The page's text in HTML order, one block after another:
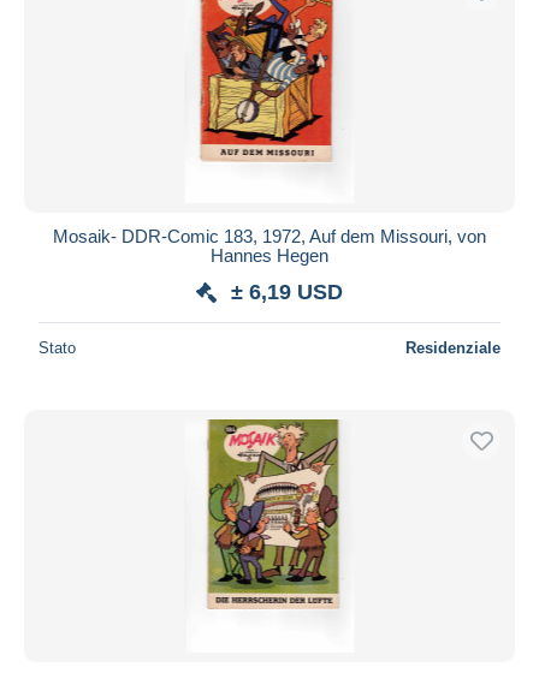
Mosaik- DDR-Comic 183, 1972, Auf dem Missouri, von
Hannes Hegen
± 6,19 USD
Stato Residenziale